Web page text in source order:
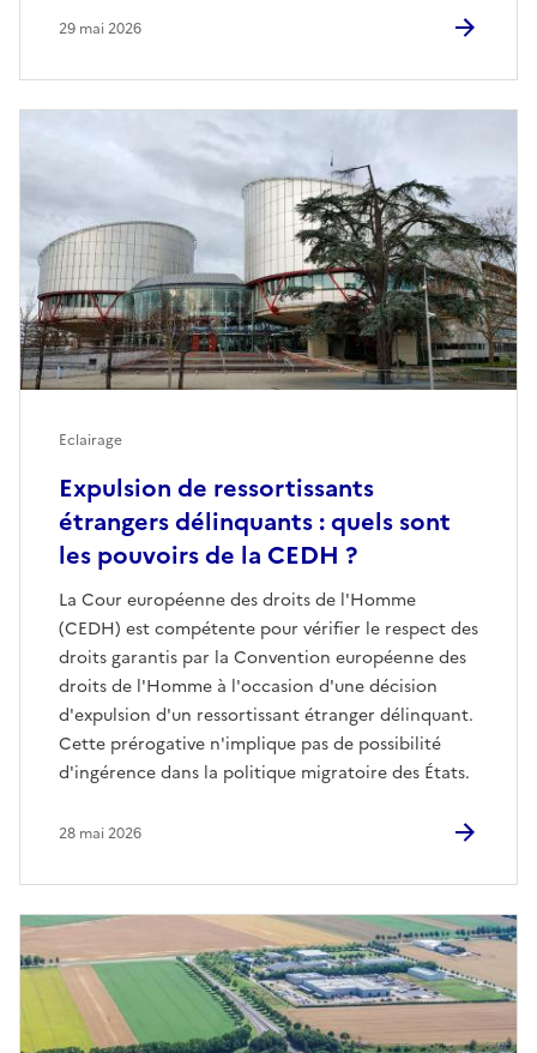
29 mai 2026
Expulsion de ressortissants
étrangers délinquants : quels sont
les pouvoirs de la CEDH ?
La Cour européenne des droits de l'Homme
(CEDH) est compétente pour vérifier le respect des
droits garantis par la Convention européenne des
droits de l'Homme à l'occasion d'une décision
d'expulsion d'un ressortissant étranger délinquant.
Cette prérogative n'implique pas de possibilité
d'ingérence dans la politique migratoire des États.
Eclairage
28 mai 2026